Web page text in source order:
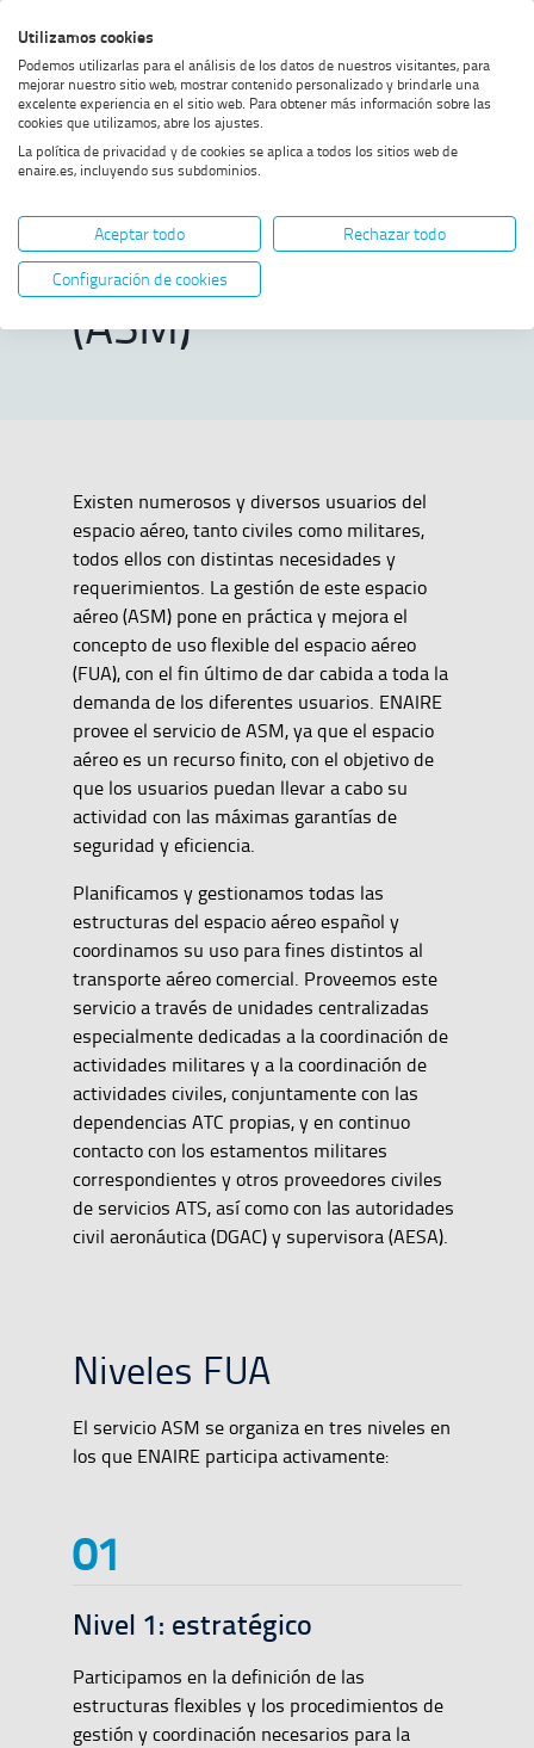
al
menú
al
contenido
al
footer
alto
contraste
Home MOSTRAR OPCIONES DEL CAMINO DE MIGAS
Gestión del espacio aéreo
(ASM)
Gestión del
espacio aéreo
(ASM)
Existen numerosos y diversos usuarios del
espacio aéreo, tanto civiles como militares,
todos ellos con distintas necesidades y
requerimientos. La gestión de este espacio
aéreo (ASM) pone en práctica y mejora el
concepto de uso flexible del espacio aéreo
(FUA), con el fin último de dar cabida a toda la
demanda de los diferentes usuarios. ENAIRE
provee el servicio de ASM, ya que el espacio
aéreo es un recurso finito, con el objetivo de
que los usuarios puedan llevar a cabo su
actividad con las máximas garantías de
seguridad y eficiencia.
Planificamos y gestionamos todas las
estructuras del espacio aéreo español y
coordinamos su uso para fines distintos al
transporte aéreo comercial. Proveemos este
servicio a través de unidades centralizadas
especialmente dedicadas a la coordinación de
actividades militares y a la coordinación de
actividades civiles, conjuntamente con las
dependencias ATC propias, y en continuo
contacto con los estamentos militares
correspondientes y otros proveedores civiles
de servicios ATS, así como con las autoridades
civil aeronáutica (DGAC) y supervisora (AESA).
Niveles FUA
El servicio ASM se organiza en tres niveles en
los que ENAIRE participa activamente:
Nivel 1: estratégico
Participamos en la definición de las
estructuras flexibles y los procedimientos de
gestión y coordinación necesarios para la
Utilizamos cookies
Podemos utilizarlas para el análisis de los datos de nuestros visitantes, para
mejorar nuestro sitio web, mostrar contenido personalizado y brindarle una
excelente experiencia en el sitio web. Para obtener más información sobre las
cookies que utilizamos, abre los ajustes.
La política de privacidad y de cookies se aplica a todos los sitios web de
enaire.es, incluyendo sus subdominios.
Aceptar todo
Rechazar todo
Configuración de cookies